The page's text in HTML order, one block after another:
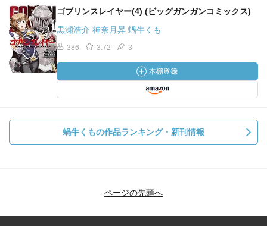
ゴブリンスレイヤー(4) (ビッグガンガンコミックス)
黒瀬浩介 神奈月昇 蝸牛くも
386 3.72 3
蝸牛くもの作品ランキング・新刊情報
ページの先頭へ